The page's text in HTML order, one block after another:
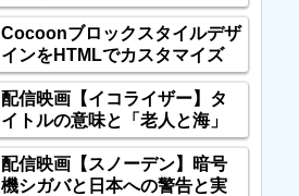
Cocoonブロックスタイルデザ
インをHTMLでカスタマイズ
配信映画【イコライザー】タ
イトルの意味と「老人と海」
配信映画【スノーデン】暗号
機シガバと日本への警告と実